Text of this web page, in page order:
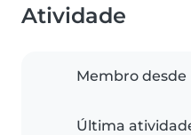
Atividade
Membro desde
Última